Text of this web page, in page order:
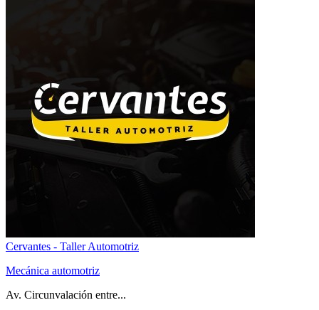
Cervantes - Taller Automotriz
Mecánica automotriz
Av. Circunvalación entre...